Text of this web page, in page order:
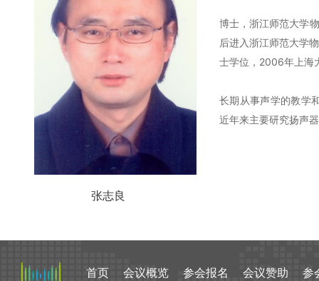
张志良
博士，浙江师范大学
后进入浙江师范大学
士学位，2006年上海
长期从事声学的教学
近年来主要研究扬声
首页 会议概览 参会报名 会议赞助 参